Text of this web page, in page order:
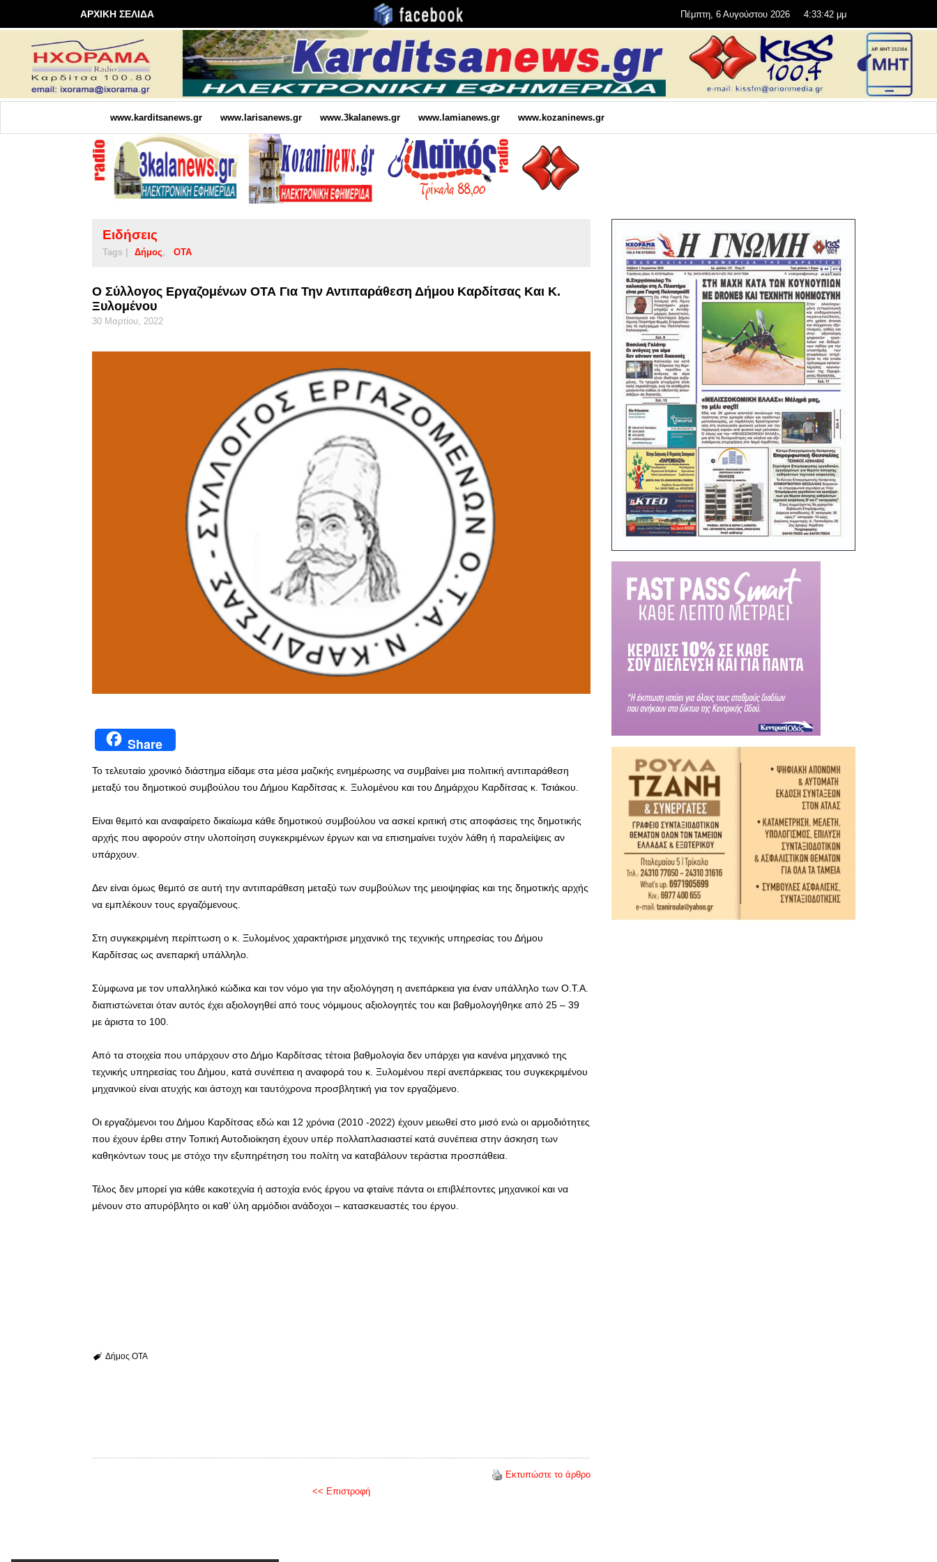
ΑΡΧΙΚΗ ΣΕΛΙΔΑ Πέμπτη, 6 Αυγούστου 2026 4:33:43 μμ
www.karditsanews.gr www.larisanews.gr www.3kalanews.gr www.lamianews.gr www.kozaninews.gr
Ειδήσεις
Tags | Δήμος ΟΤΑ
Ο Σύλλογος Εργαζομένων ΟΤΑ Για Την Αντιπαράθεση Δήμου Καρδίτσας Και Κ.
Ξυλομένου
30 Μαρτίου, 2022
Share
Το τελευταίο χρονικό διάστημα είδαμε στα μέσα μαζικής ενημέρωσης να συμβαίνει μια πολιτική αντιπαράθεση
μεταξύ του δημοτικού συμβούλου του Δήμου Καρδίτσας κ. Ξυλομένου και του Δημάρχου Καρδίτσας κ. Τσιάκου.
Είναι θεμιτό και αναφαίρετο δικαίωμα κάθε δημοτικού συμβούλου να ασκεί κριτική στις αποφάσεις της δημοτικής
αρχής που αφορούν στην υλοποίηση συγκεκριμένων έργων και να επισημαίνει τυχόν λάθη ή παραλείψεις αν
υπάρχουν.
Δεν είναι όμως θεμιτό σε αυτή την αντιπαράθεση μεταξύ των συμβούλων της μειοψηφίας και της δημοτικής αρχής
να εμπλέκουν τους εργαζόμενους.
Στη συγκεκριμένη περίπτωση ο κ. Ξυλομένος χαρακτήρισε μηχανικό της τεχνικής υπηρεσίας του Δήμου
Καρδίτσας ως ανεπαρκή υπάλληλο.
Σύμφωνα με τον υπαλληλικό κώδικα και τον νόμο για την αξιολόγηση η ανεπάρκεια για έναν υπάλληλο των Ο.Τ.Α.
διαπιστώνεται όταν αυτός έχει αξιολογηθεί από τους νόμιμους αξιολογητές του και βαθμολογήθηκε από 25 – 39
με άριστα το 100.
Από τα στοιχεία που υπάρχουν στο Δήμο Καρδίτσας τέτοια βαθμολογία δεν υπάρχει για κανένα μηχανικό της
τεχνικής υπηρεσίας του Δήμου, κατά συνέπεια η αναφορά του κ. Ξυλομένου περί ανεπάρκειας του συγκεκριμένου
μηχανικού είναι ατυχής και άστοχη και ταυτόχρονα προσβλητική για τον εργαζόμενο.
Οι εργαζόμενοι του Δήμου Καρδίτσας εδώ και 12 χρόνια (2010 -2022) έχουν μειωθεί στο μισό ενώ οι αρμοδιότητες
που έχουν έρθει στην Τοπική Αυτοδιοίκηση έχουν υπέρ πολλαπλασιαστεί κατά συνέπεια στην άσκηση των
καθηκόντων τους με στόχο την εξυπηρέτηση του πολίτη να καταβάλουν τεράστια προσπάθεια.
Τέλος δεν μπορεί για κάθε κακοτεχνία ή αστοχία ενός έργου να φταίνε πάντα οι επιβλέποντες μηχανικοί και να
μένουν στο απυρόβλητο οι καθ’ ύλη αρμόδιοι ανάδοχοι – κατασκευαστές του έργου.
Δήμος ΟΤΑ
Εκτυπώστε το άρθρο
<< Επιστροφή